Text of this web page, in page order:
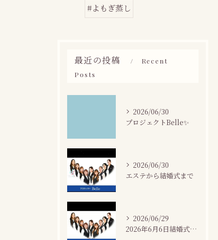
#よもぎ蒸し
最近の投稿
Recent
Posts
2026/06/30
プロジェクトBelle✨
2026/06/30
エステから結婚式まで
2026/06/29
2026年6月6日結婚式場カサネにて